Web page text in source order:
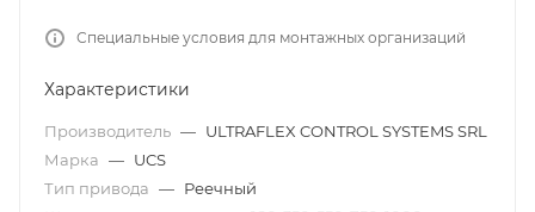
Специальные условия для монтажных организаций
Характеристики
Производитель — ULTRAFLEX CONTROL SYSTEMS SRL
Марка — UCS
Тип привода — Реечный